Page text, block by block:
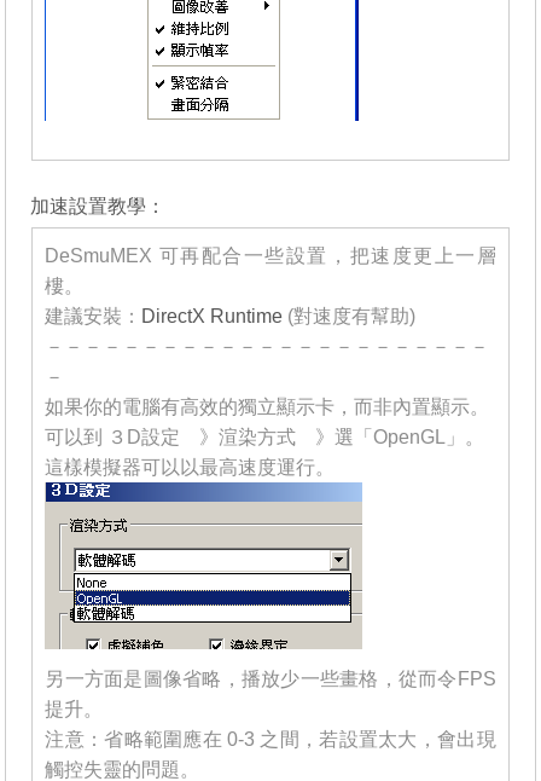
加速設置教學：
DeSmuMEX 可再配合一些設置，把速度更上一層
樓。
建議安裝： DirectX Runtime (對速度有幫助)
－－－－－－－－－－－－－－－－－－－－－－－
－
如果你的電腦有高效的獨立顯示卡，而非內置顯示。
可以到 ３D設定 》渲染方式 》選「OpenGL」。
這樣模擬器可以以最高速度運行。
另一方面是圖像省略，播放少一些畫格，從而令FPS
提升。
注意：省略範圍應在 0-3 之間，若設置太大，會出現
觸控失靈的問題。